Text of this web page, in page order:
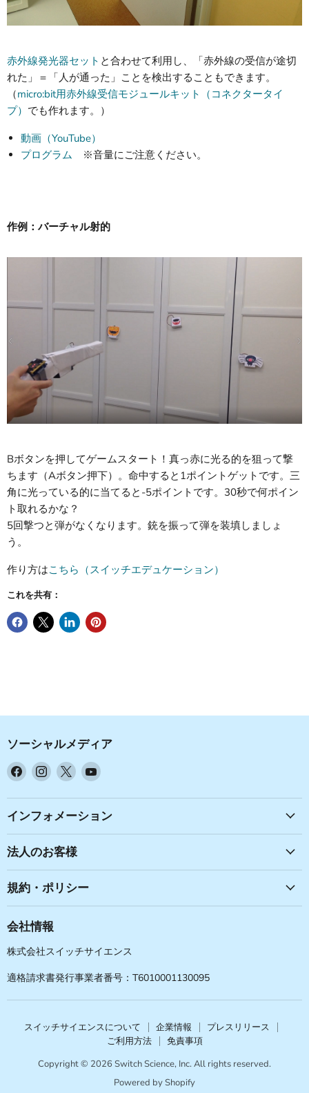
赤外線発光器セット と合わせて利用し、「赤外線の受信が途切
れた」＝「人が通った」ことを検出することもできます。
（micro:bit用赤外線受信モジュールキット（コネクタータイ
プ） でも作れます。）
動画（YouTube）
プログラム ※音量にご注意ください。
作例：バーチャル射的
Bボタンを押してゲームスタート！真っ赤に光る的を狙って撃
ちます（Aボタン押下）。命中すると1ポイントゲットです。三
角に光っている的に当てると-5ポイントです。30秒で何ポイン
ト取れるかな？
5回撃つと弾がなくなります。銃を振って弾を装填しましょ
う。
作り方はこちら（スイッチエデュケーション）
これを共有：
ソーシャルメディア
Facebook
見
つ
て
く
だ
さ
い
Instagram
見
つ
て
く
だ
さ
い
X
見
つ
て
く
だ
さ
い
YouTube
見
つ
だ
い
インフォメーション
法人のお客様
規約・ポリシー
会社情報
株式会社スイッチサイエンス
適格請求書発行事業者番号：T6010001130095
スイッチサイエンスについて 企業情報
プレスリリース
ご利用方法
免責事項
Copyright © 2026 Switch Science, Inc. All rights reserved.
Powered by Shopify